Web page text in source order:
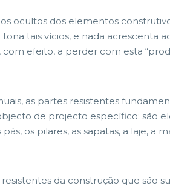
ocultos dos elementos
tais vícios, e nada acrescenta
efeito, a perder com esta
as partes resistentes
de projecto específico: são
os pilares, as sapatas, a laje, a
resistentes da construção que são